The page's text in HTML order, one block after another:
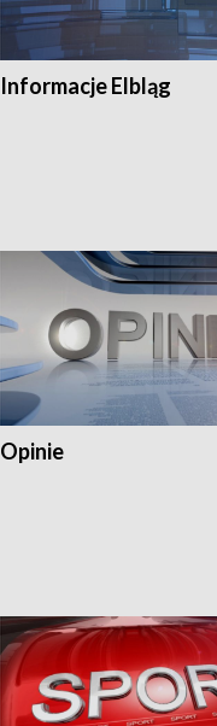
Informacje Elbląg
Opinie